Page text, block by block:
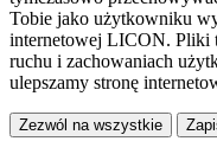
Tobie jako użytkowniku
internetowej LICON. Pliki
ruchu i zachowaniach
ulepszamy stronę